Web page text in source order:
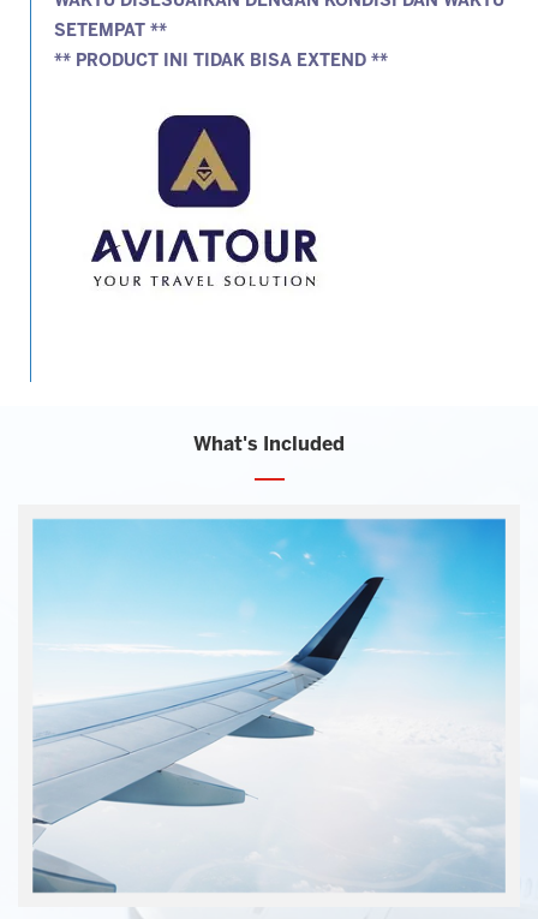
SETEMPAT **
** PRODUCT INI TIDAK BISA EXTEND **
What's Included